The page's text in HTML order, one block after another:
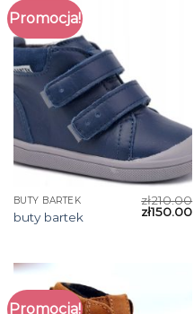
Promocja!
BUTY BARTEK
buty bartek
zł210.00
zł150.00
Promocja!